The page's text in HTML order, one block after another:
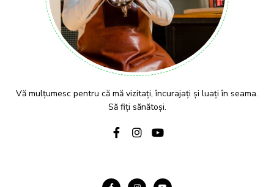
Vă mulțumesc pentru că mă vizitați, încurajați și luați în seama.
Să fiți sănătoși.